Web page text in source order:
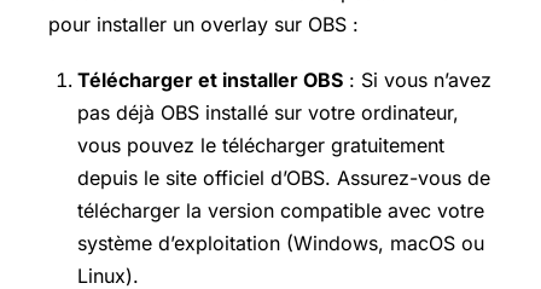
pour installer un overlay sur OBS :
Télécharger et installer OBS : Si vous n’avez
pas déjà OBS installé sur votre ordinateur,
vous pouvez le télécharger gratuitement
depuis le site officiel d’OBS. Assurez-vous de
télécharger la version compatible avec votre
système d’exploitation (Windows, macOS ou
Linux).